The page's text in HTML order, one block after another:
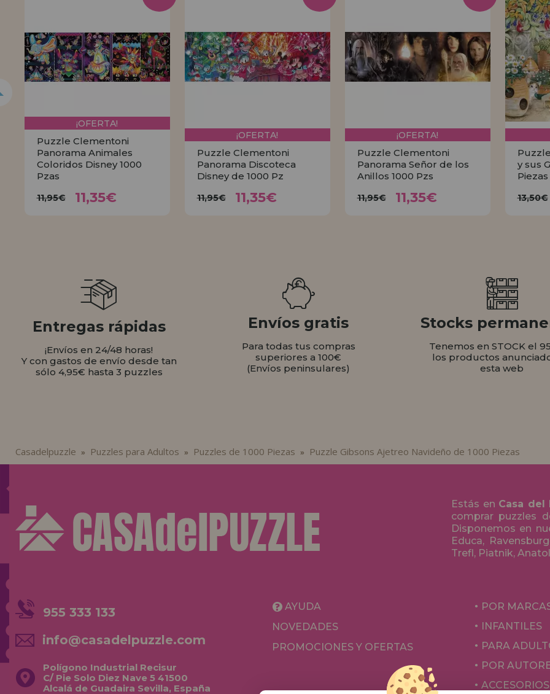
¡OFERTA!
Puzzle Clementoni
Panorama Animales
Coloridos Disney 1000
Pzas
11,95€ 11,35€
¡OFERTA!
Puzzle Clementoni
Panorama Discoteca
Disney de 1000 Pz
11,95€ 11,35€
¡OFERTA!
Puzzle Clementoni
Panorama Señor de los
Anillos 1000 Pzs
11,95€ 11,35€
y sus
Piezas
13,50€
Entregas rápidas
¡Envíos en 24/48 horas!
Y con gastos de envío desde tan
sólo 4,95€ hasta 3 puzzles
Envíos gratis
Para todas tus compras
superiores a 100€
(Envíos peninsulares)
Stocks
Tenemos en STOCK el
los productos
esta web
Casadelpuzzle » Puzzles para Adultos » Puzzles de 1000 Piezas » Puzzle Gibsons Ajetreo Navideño de 1000 Piezas
Estás en Casa del
comprar puzzles
Disponemos en
Educa,
Trefl, Piatnik,
955 333 133
info@casadelpuzzle.com
Polígono Industrial Recisur
C/ Pie Solo Diez Nave 5 41500
Alcalá de Guadaira Sevilla, España
AYUDA
NOVEDADES
PROMOCIONES Y OFERTAS
POR
INFANTILES
PARA
POR
ACCESORIOS